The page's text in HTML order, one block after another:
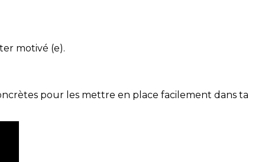
motivé (e).
pour les mettre en place facilement dans ta